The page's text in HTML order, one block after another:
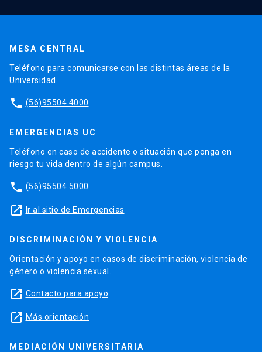
MESA CENTRAL
Teléfono para comunicarse con las distintas áreas de la
Universidad.
phone (56)95504 4000
EMERGENCIAS UC
Teléfono en caso de accidente o situación que ponga en
riesgo tu vida dentro de algún campus.
phone (56)95504 5000
launch Ir al sitio de Emergencias
DISCRIMINACIÓN Y VIOLENCIA
Orientación y apoyo en casos de discriminación, violencia de
género o violencia sexual.
launch Contacto para apoyo
launch Más orientación
MEDIACIÓN UNIVERSITARIA